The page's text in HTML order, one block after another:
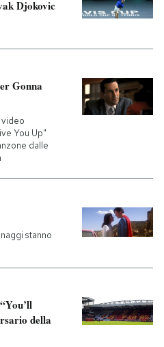
Djokovic
Gonna
video
You Up"
dalle
stanno
della